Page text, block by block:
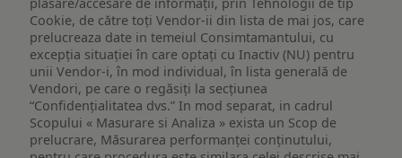
Cookie, de către toți Vendor-ii din lista de mai jos, care
prelucreaza date in temeiul Consimtamantului, cu
excepția situației în care optați cu Inactiv (NU) pentru
unii Vendor-i, în mod individual, în lista generală de
Vendori, pe care o regăsiți la secțiunea
“Confidențialitatea dvs.” In mod separat, in cadrul
Scopului « Masurare si Analiza » exista un Scop de
prelucrare, Măsurarea performanței conținutului,